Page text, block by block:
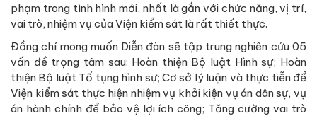
phạm trong tình hình mới, nhất là gắn với chức năng, vị trí,
vai trò, nhiệm vụ của Viện kiểm sát là rất thiết thực.
Đồng chí mong muốn Diễn đàn sẽ tập trung nghiên cứu 05
vấn đề trọng tâm sau: Hoàn thiện Bộ luật Hình sự; Hoàn
thiện Bộ luật Tố tụng hình sự; Cơ sở lý luận và thực tiễn để
Viện kiểm sát thực hiện nhiệm vụ khởi kiện vụ án dân sự, vụ
án hành chính để bảo vệ lợi ích công; Tăng cường vai trò